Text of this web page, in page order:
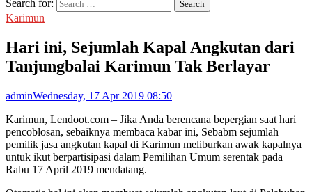
Search for:
Karimun
Hari ini, Sejumlah Kapal Angkutan dari
Tanjungbalai Karimun Tak Berlayar
adminWednesday, 17 Apr 2019 08:50
Karimun, Lendoot.com – Jika Anda berencana bepergian saat hari
pencoblosan, sebaiknya membaca kabar ini, Sebabm sejumlah
pemilik jasa angkutan kapal di Karimun meliburkan awak kapalnya
untuk ikut berpartisipasi dalam Pemilihan Umum serentak pada
Rabu 17 April 2019 mendatang.